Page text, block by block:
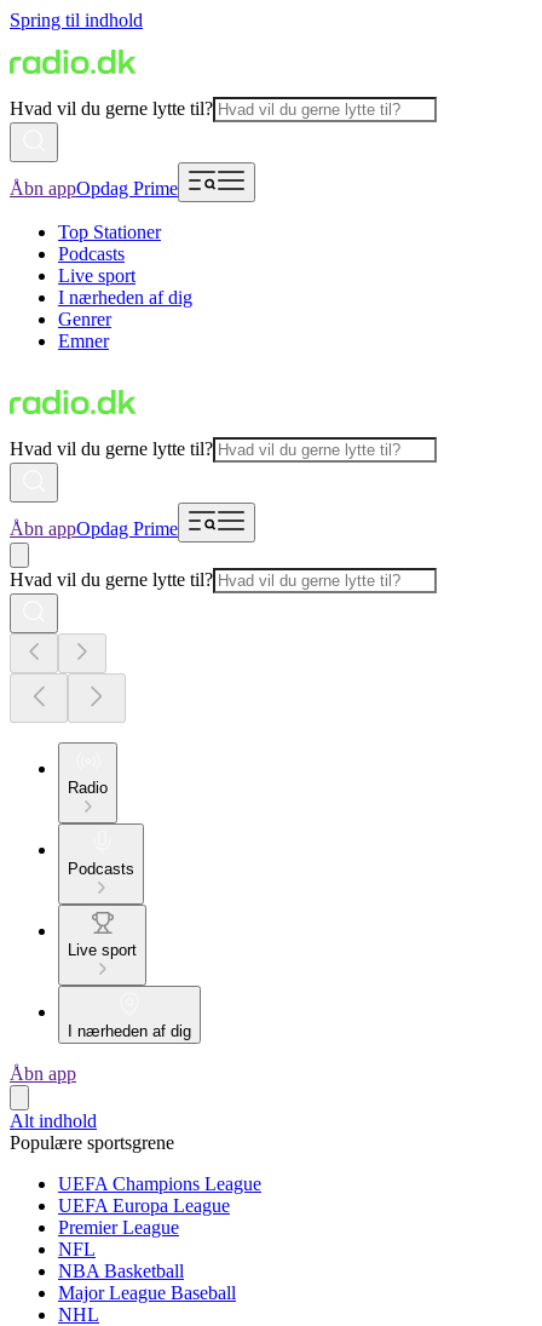
Spring til indhold
Hvad vil du gerne lytte til?
Åbn appOpdag Prime
Top Stationer
Podcasts
Live sport
I nærheden af dig
Genrer
Emner
Hvad vil du gerne lytte til?
Åbn appOpdag Prime
Hvad vil du gerne lytte til?
Radio
Podcasts
Live sport
I nærheden af dig
Åbn app
Alt indhold
Populære sportsgrene
UEFA Champions League
UEFA Europa League
Premier League
NFL
NBA Basketball
Major League Baseball
NHL